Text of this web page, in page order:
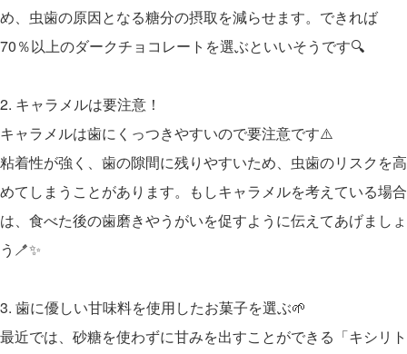
め、虫歯の原因となる糖分の摂取を減らせます。できれば
70％以上のダークチョコレートを選ぶといいそうです🔍
2. キャラメルは要注意！
キャラメルは歯にくっつきやすいので要注意です⚠️
粘着性が強く、歯の隙間に残りやすいため、虫歯のリスクを高
めてしまうことがあります。もしキャラメルを考えている場合
は、食べた後の歯磨きやうがいを促すように伝えてあげましょ
う🪥✨
3. 歯に優しい甘味料を使用したお菓子を選ぶ🌱
最近では、砂糖を使わずに甘みを出すことができる「キシリト